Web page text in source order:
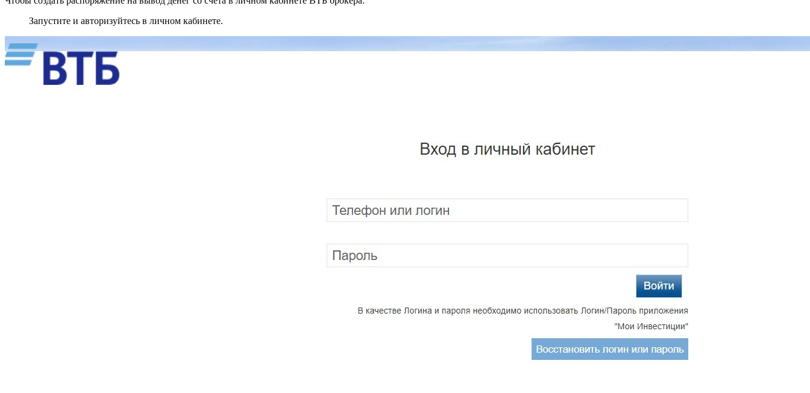
Запустите и авторизуйтесь в личном кабинете.